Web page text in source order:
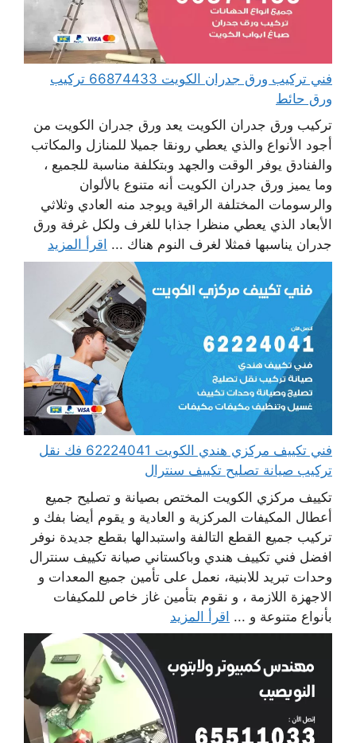
فني تركيب ورق جدران الكويت 66874433 تركيب
ورق حائط
تركيب ورق جدران الكويت يعد ورق جدران الكويت من
أجود الأنواع والذي يعطي رونقا جميلا للمنازل والمكاتب
والفنادق يوفر الوقت والجهد وبتكلفة مناسبة للجميع ،
وما يميز ورق جدران الكويت أنه متنوع بالألوان
والرسومات المختلفة الراقية ويوجد منه العادي وثلاثي
الأبعاد الذي يعطي منظرا جذابا للغرف ولكل غرفة ورق
جدران يناسبها فمثلا لغرف النوم هناك ... اقرأ المزيد
فني تكييف مركزي هندي الكويت 62224041 فك نقل
تركيب صيانة تصليح تكييف سنترال
تكييف مركزي الكويت المختص بصيانة و تصليح جميع
أعطال المكيفات المركزية و العادية و يقوم أيضا بفك و
تركيب جميع القطع التالفة واستبدالها بقطع جديدة نوفر
افضل فني تكييف هندي وباكستاني صيانة تكييف سنترال
وحدات تبريد للابنية، نعمل على تأمين جميع المعدات و
الاجهزة اللازمة ، و نقوم بتأمين غاز خاص للمكيفات
بأنواع متنوعة و ... اقرأ المزيد